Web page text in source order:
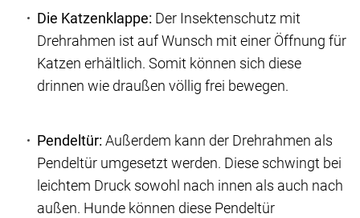
Die Katzenklappe: Der Insektenschutz mit
Drehrahmen ist auf Wunsch mit einer Öffnung für
Katzen erhältlich. Somit können sich diese
drinnen wie draußen völlig frei bewegen.
Pendeltür: Außerdem kann der Drehrahmen als
Pendeltür umgesetzt werden. Diese schwingt bei
leichtem Druck sowohl nach innen als auch nach
außen. Hunde können diese Pendeltür